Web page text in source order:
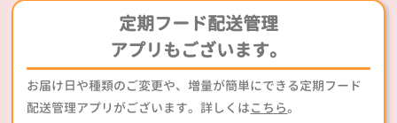
定期フード配送管理
アプリもございます。
お届け日や種類のご変更や、増量が簡単にできる定期フード
配送管理アプリがございます。詳しくはこちら。